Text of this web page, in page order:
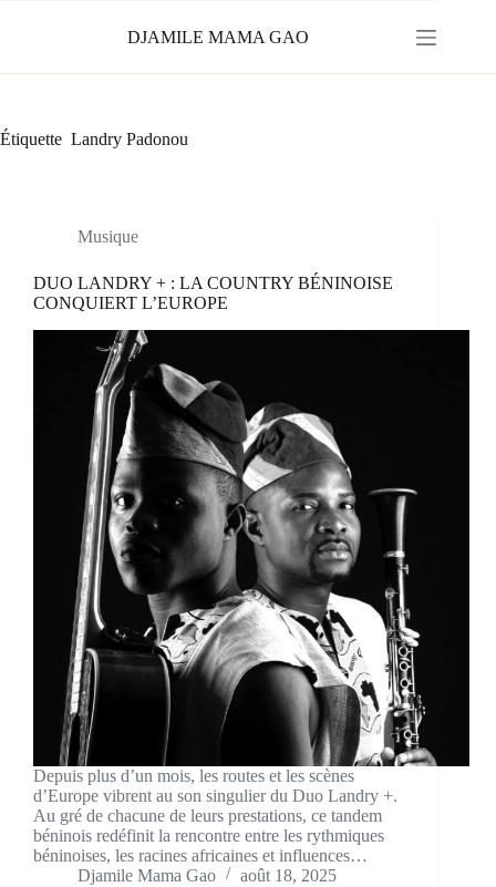
DJAMILE MAMA GAO
Étiquette Landry Padonou
Musique
DUO LANDRY + : LA COUNTRY BÉNINOISE
CONQUIERT L’EUROPE
Depuis plus d’un mois, les routes et les scènes
d’Europe vibrent au son singulier du Duo Landry +.
Au gré de chacune de leurs prestations, ce tandem
béninois redéfinit la rencontre entre les rythmiques
béninoises, les racines africaines et influences…
Djamile Mama Gao
août 18, 2025